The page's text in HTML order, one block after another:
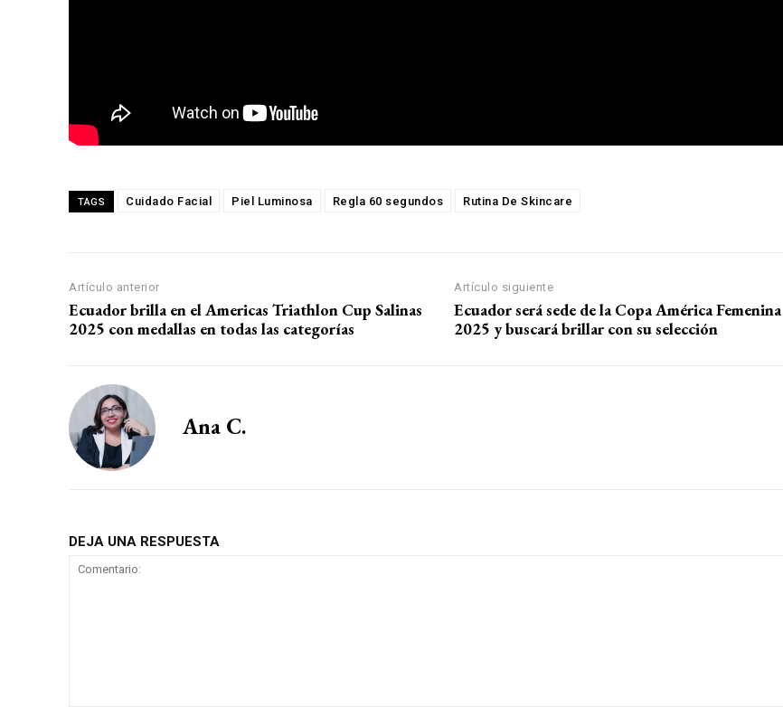
TAGS Cuidado Facial Piel Luminosa Regla 60 segundos Rutina De Skincare
Artículo anterior
Ecuador brilla en el Americas Triathlon Cup Salinas
2025 con medallas en todas las categorías
Artículo siguiente
Ecuador será sede de la Copa América Femenina
2025 y buscará brillar con su selección
Ana C.
DEJA UNA RESPUESTA